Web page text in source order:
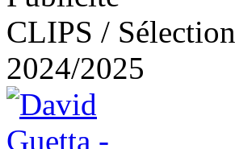
CLIPS / Sélection
2024/2025